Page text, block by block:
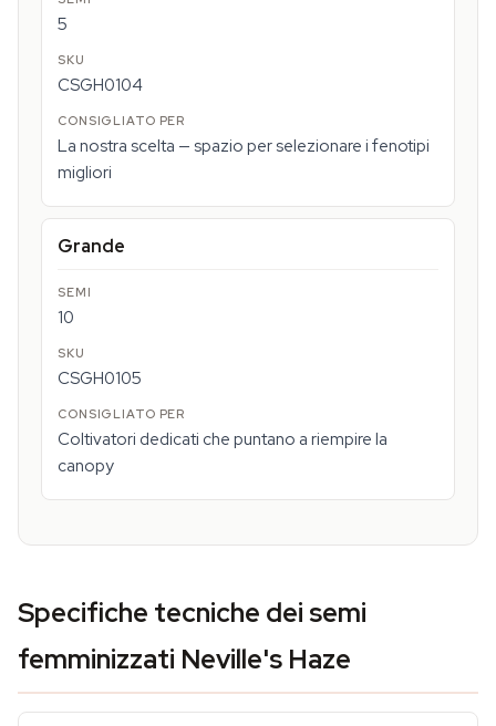
5
CSGH0104
La nostra scelta — spazio per selezionare i fenotipi
migliori
Grande
10
CSGH0105
Coltivatori dedicati che puntano a riempire la
canopy
Specifiche tecniche dei semi
femminizzati Neville's Haze